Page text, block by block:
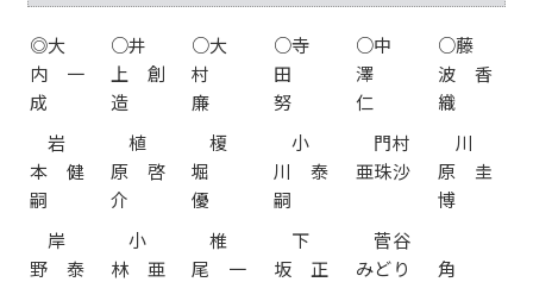
◎大
内 一
成
○井
上 創
造
○大
村
廉
○寺
田
努
○中
澤
仁
○藤
波 香
織
岩
本 健
嗣
植
原 啓
介
榎
堀
優
小
川 泰
嗣
門村
亜珠沙
川
原 圭
博
岸
野 泰
小
林 亜
椎
尾 一
下
坂 正
菅谷
みどり
角